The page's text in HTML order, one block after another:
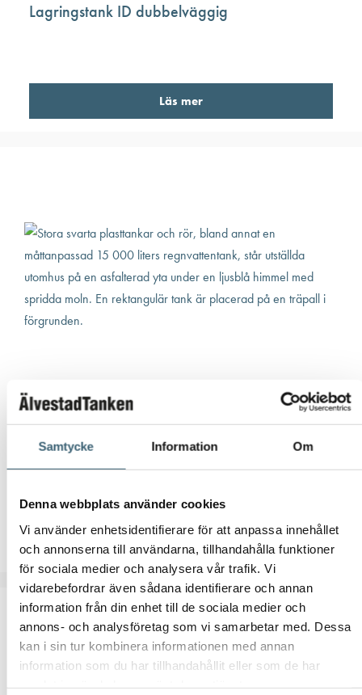
Samtycke Information Om
Denna webbplats använder cookies
Vi använder enhetsidentifierare för att anpassa innehållet
och annonserna till användarna, tillhandahålla funktioner
för sociala medier och analysera vår trafik. Vi
vidarebefordrar även sådana identifierare och annan
information från din enhet till de sociala medier och
annons- och analysföretag som vi samarbetar med. Dessa
kan i sin tur kombinera informationen med annan
information som du har tillhandahållit eller som de har
Lagringstank ID dubbelväggig
Läs mer
KEMIKALIETANKAR
Specialsvetsade tankar